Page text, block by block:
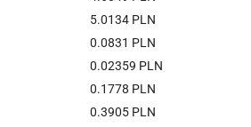
5.0134 PLN
0.0831 PLN
0.02359 PLN
0.1778 PLN
0.3905 PLN